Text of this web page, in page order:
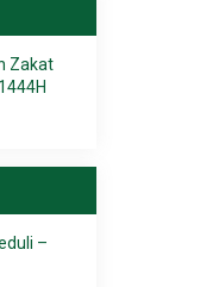
Zakat
–